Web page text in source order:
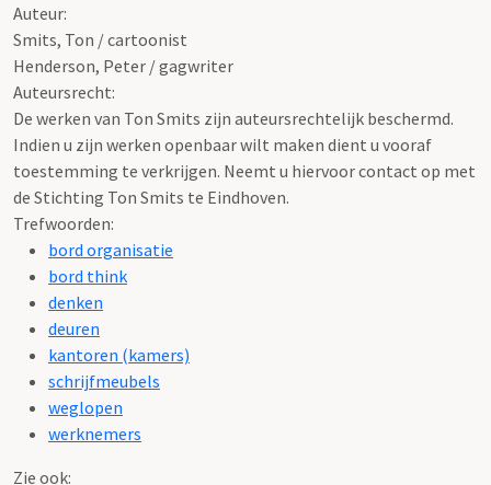
Auteur:
Smits, Ton / cartoonist
Henderson, Peter / gagwriter
Auteursrecht:
De werken van Ton Smits zijn auteursrechtelijk beschermd.
Indien u zijn werken openbaar wilt maken dient u vooraf
toestemming te verkrijgen. Neemt u hiervoor contact op met
de Stichting Ton Smits te Eindhoven.
Trefwoorden:
bord organisatie
bord think
denken
deuren
kantoren (kamers)
schrijfmeubels
weglopen
werknemers
Zie ook: